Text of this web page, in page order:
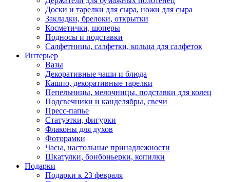
Доски и тарелки для сыра, ножи для сыра
Закладки, брелоки, открытки
Косметички, шоперы
Подносы и подставки
Салфетницы, салфетки, кольца для салфеток
Интерьер
Вазы
Декоративные чаши и блюда
Кашпо, декоративные тарелки
Пепельницы, мелочницы, подставки для колец
Подсвечники и канделябры, свечи
Пресс-папье
Статуэтки, фигурки
Флаконы для духов
Фоторамки
Часы, настольные принадлежности
Шкатулки, бонбоньерки, копилки
Подарки
Подарки к 23 февраля